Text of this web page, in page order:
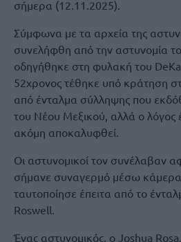
σήμερα (12.11.2025).
Σύμφωνα με τα αρχεία της
συνελήφθη από την αστυνομία
οδηγήθηκε στη φυλακή του
52χρονος τέθηκε υπό κράτηση
από ένταλμα σύλληψης που
του Νέου Μεξικού, αλλά ο λόγος
ακόμη αποκαλυφθεί.
Οι αστυνομικοί τον συνέλαβαν
σήμανε συναγερμό μέσω
ταυτοποίησε έπειτα από το
Roswell.
Ένας αστυνομικός, ο Joshua